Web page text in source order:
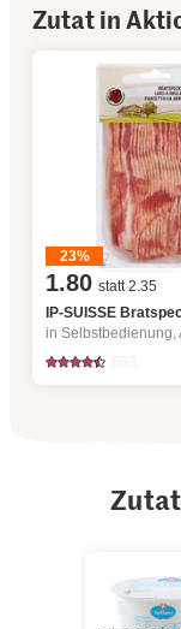
Zutat in
23%
1.80 statt 2.35
IP-SUISSE